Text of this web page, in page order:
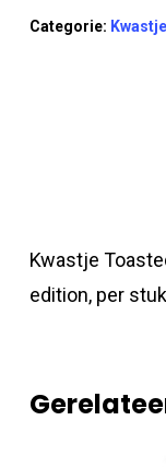
Categorie:
Kwastje
edition, per